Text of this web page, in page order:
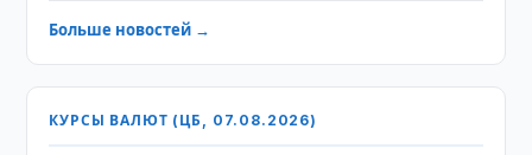
Больше новостей →
КУРСЫ ВАЛЮТ (ЦБ, 07.08.2026)